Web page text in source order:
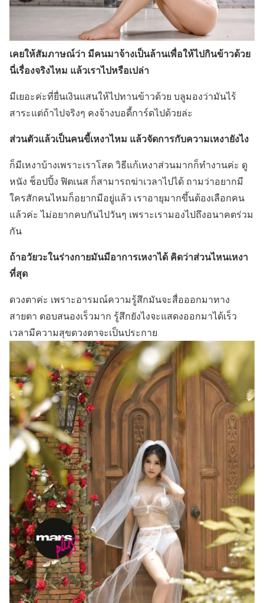
เคยให้สัมภาษณ์ว่า มีคนมาจ้างเป็นล้านเพื่อให้ไปกินข้าวด้วย
นี่เรื่องจริงไหม แล้วเราไปหรือเปล่า
มีเยอะค่ะที่ยื่นเงินแสนให้ไปทานข้าวด้วย บลูมองว่ามันไร้
สาระแต่ถ้าไปจริงๆ คงจ้างบอดี้การ์ดไปด้วยล่ะ
ส่วนตัวแล้วเป็นคนขี้เหงาไหม แล้วจัดการกับความเหงายังไง
ก็มีเหงาบ้างเพราะเราโสด วิธีแก้เหงาส่วนมากก็ทำงานค่ะ ดู
หนัง ช็อปปิ้ง ฟิตเนส ก็สามารถฆ่าเวลาไปได้ ถามว่าอยากมี
ใครสักคนไหมก็อยากมีอยู่แล้ว เราอายุมากขึ้นต้องเลือกคน
แล้วค่ะ ไม่อยากคบกันไปวันๆ เพราะเรามองไปถึงอนาคตร่วม
กัน
ถ้าอวัยวะในร่างกายมันมีอาการเหงาได้ คิดว่าส่วนไหนเหงา
ที่สุด
ดวงตาค่ะ เพราะอารมณ์ความรู้สึกมันจะสื่อออกมาทาง
สายตา ตอบสนองเร็วมาก รู้สึกยังไงจะแสดงออกมาได้เร็ว
เวลามีความสุขดวงตาจะเป็นประกาย